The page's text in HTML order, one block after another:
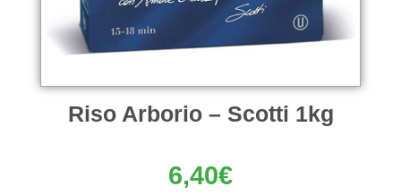
Riso Arborio – Scotti 1kg
6,40€